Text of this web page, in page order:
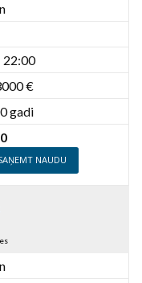
22:00
€
gadi
NAUDU